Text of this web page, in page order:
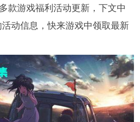
款游戏福利活动更新，下文中
动信息，快来游戏中领取最新